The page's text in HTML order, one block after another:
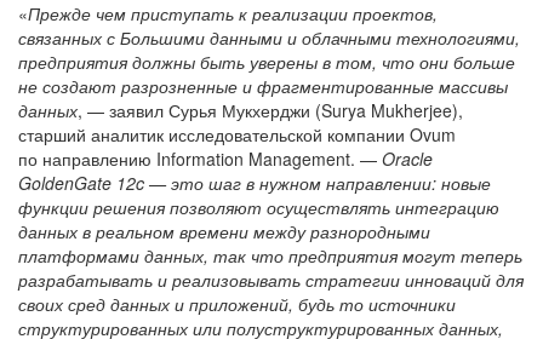
«Прежде чем приступать к реализации проектов,
связанных с Большими данными и облачными технологиями,
предприятия должны быть уверены в том, что они больше
не создают разрозненные и фрагментированные массивы
данных, — заявил Сурья Мукхерджи (Surya Mukherjee),
старший аналитик исследовательской компании Ovum
по направлению Information Management. — Oracle
GoldenGate 12c — это шаг в нужном направлении: новые
функции решения позволяют осуществлять интеграцию
данных в реальном времени между разнородными
платформами данных, так что предприятия могут теперь
разрабатывать и реализовывать стратегии инноваций для
своих сред данных и приложений, будь то источники
структурированных или полуструктурированных данных,